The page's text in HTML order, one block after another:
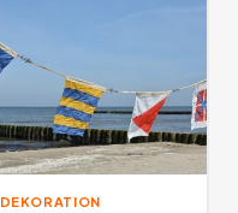
DEKORATION